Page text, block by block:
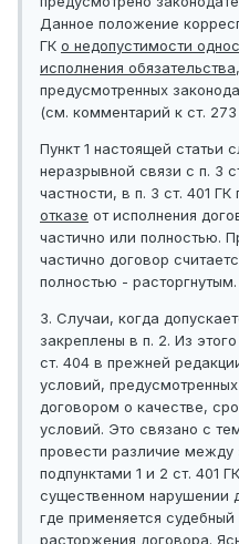
Данное положение
ГК о недопустимости
исполнения обязательства
предусмотренных
(см. комментарий к ст. 273
Пункт 1 настоящей статьи
неразрывной связи с п. 3
частности, в п. 3 ст. 401
отказе от исполнения
частично или полностью.
частично договор
полностью - расторгнутым.
3. Случаи, когда
закреплены в п. 2. Из
ст. 404 в прежней
условий,
договором о качестве,
условий. Это связано с
провести различие между
подпунктами 1 и 2 ст. 401
существенном нарушении
где применяется
расторжения договора.